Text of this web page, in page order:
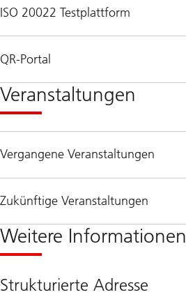
ISO 20022 Testplattform
QR-Portal
Veranstaltungen
Vergangene Veranstaltungen
Zukünftige Veranstaltungen
Weitere Informationen
Strukturierte Adresse